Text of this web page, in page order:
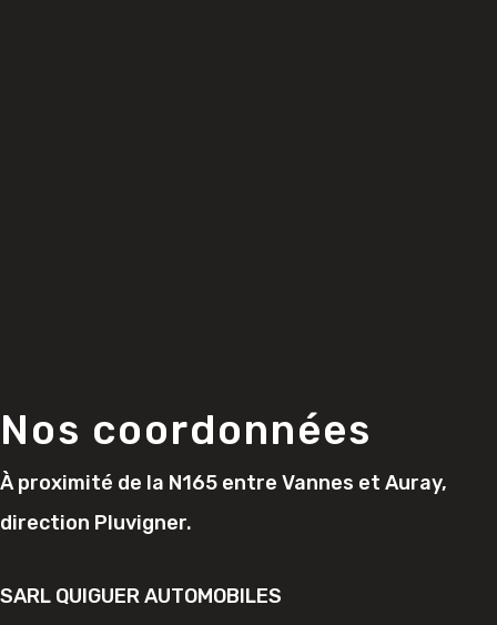
Nos coordonnées
À proximité de la N165 entre Vannes et Auray,
direction Pluvigner.
SARL QUIGUER AUTOMOBILES